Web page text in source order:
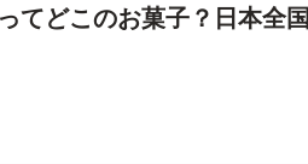
てどこのお菓子？日本全国